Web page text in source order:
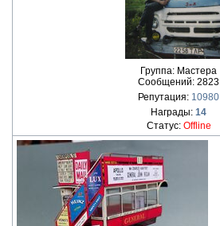
Группа: Мастера
Сообщений: 2823
Репутация: 10980
Награды: 14
Статус: Offline